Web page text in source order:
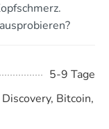
5-9 Tage
Bitcoin,